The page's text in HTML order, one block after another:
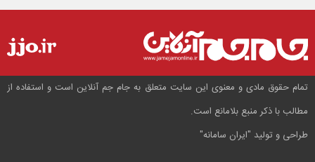
تمام حقوق مادی و معنوی این سایت متعلق به جام جم آنلاین است و استفاده از
مطالب با ذکر منبع بلامانع است.
طراحی و تولید "ایران سامانه"